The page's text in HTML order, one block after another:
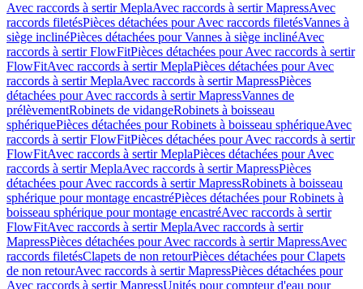
Avec raccords à sertir MeplaAvec raccords à sertir MapressAvec
raccords filetésPièces détachées pour Avec raccords filetésVannes à
siège inclinéPièces détachées pour Vannes à siège inclinéAvec
raccords à sertir FlowFitPièces détachées pour Avec raccords à sertir
FlowFitAvec raccords à sertir MeplaPièces détachées pour Avec
raccords à sertir MeplaAvec raccords à sertir MapressPièces
détachées pour Avec raccords à sertir MapressVannes de
prélèvementRobinets de vidangeRobinets à boisseau
sphériquePièces détachées pour Robinets à boisseau sphériqueAvec
raccords à sertir FlowFitPièces détachées pour Avec raccords à sertir
FlowFitAvec raccords à sertir MeplaPièces détachées pour Avec
raccords à sertir MeplaAvec raccords à sertir MapressPièces
détachées pour Avec raccords à sertir MapressRobinets à boisseau
sphérique pour montage encastréPièces détachées pour Robinets à
boisseau sphérique pour montage encastréAvec raccords à sertir
FlowFitAvec raccords à sertir MeplaAvec raccords à sertir
MapressPièces détachées pour Avec raccords à sertir MapressAvec
raccords filetésClapets de non retourPièces détachées pour Clapets
de non retourAvec raccords à sertir MapressPièces détachées pour
Avec raccords à sertir MapressUnités pour compteur d'eau pour